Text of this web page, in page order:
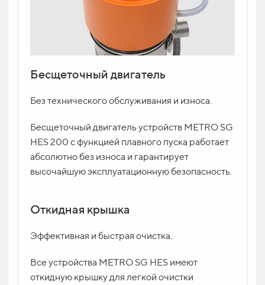
Бесщеточный двигатель
Без технического обслуживания и износа.
Бесщеточный двигатель устройств METRO SG
HES 200 с функцией плавного пуска работает
абсолютно без износа и гарантирует
высочайшую эксплуатационную безопасность.
Откидная крышка
Эффективная и быстрая очистка.
Все устройства METRO SG HES имеют
откидную крышку для легкой очистки